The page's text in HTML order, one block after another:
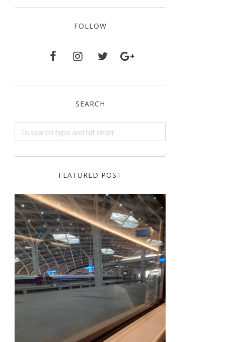
FOLLOW
SEARCH
FEATURED POST